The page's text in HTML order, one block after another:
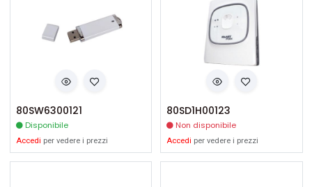
80SW6300121
Disponibile
Accedi per vedere i prezzi
80SD1H00123
Non disponibile
Accedi per vedere i prezzi